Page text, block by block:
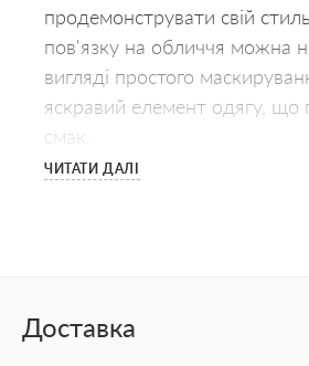
продемонструвати свій
пов'язку на обличчя можна
вигляді простого
яскравий елемент одягу, що
смак.
Практичність і
цікавою частиною вашого
ЧИТАТИ ДАЛІ
Доставка